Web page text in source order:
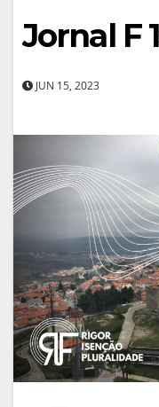
Jornal F
JUN 15, 2023